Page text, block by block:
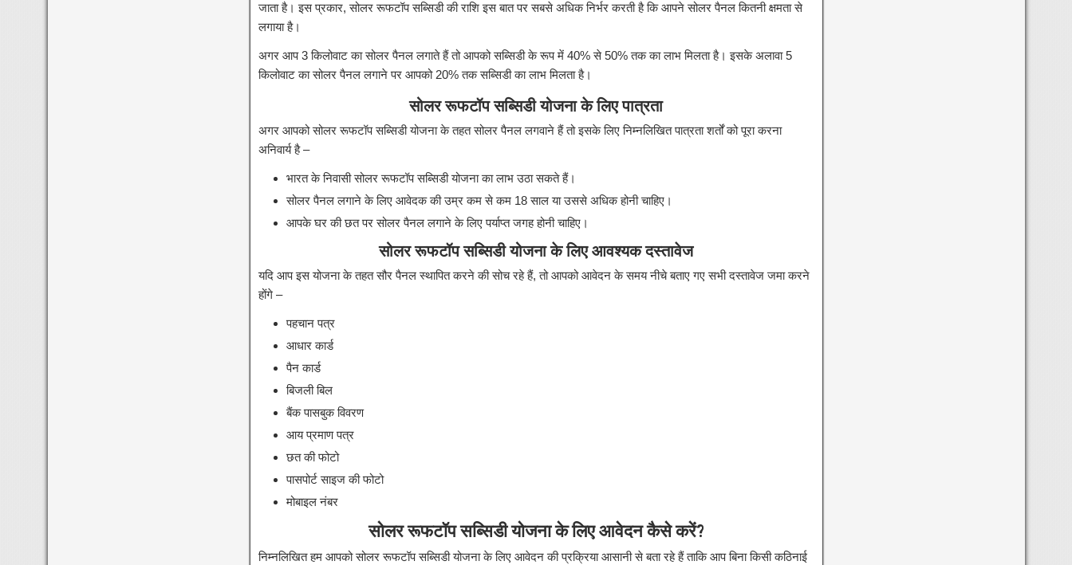
जाता है। इस प्रकार, सोलर रूफटॉप सब्सिडी की राशि इस बात पर सबसे अधिक निर्भर करती है कि आपने सोलर पैनल कितनी क्षमता से
लगाया है।
अगर आप 3 किलोवाट का सोलर पैनल लगाते हैं तो आपको सब्सिडी के रूप में 40% से 50% तक का लाभ मिलता है। इसके अलावा 5
किलोवाट का सोलर पैनल लगाने पर आपको 20% तक सब्सिडी का लाभ मिलता है।
सोलर रूफटॉप सब्सिडी योजना के लिए पात्रता
अगर आपको सोलर रूफटॉप सब्सिडी योजना के तहत सोलर पैनल लगवाने हैं तो इसके लिए निम्नलिखित पात्रता शर्तों को पूरा करना
अनिवार्य है –
भारत के निवासी सोलर रूफटॉप सब्सिडी योजना का लाभ उठा सकते हैं।
सोलर पैनल लगाने के लिए आवेदक की उम्र कम से कम 18 साल या उससे अधिक होनी चाहिए।
आपके घर की छत पर सोलर पैनल लगाने के लिए पर्याप्त जगह होनी चाहिए।
सोलर रूफटॉप सब्सिडी योजना के लिए आवश्यक दस्तावेज
यदि आप इस योजना के तहत सौर पैनल स्थापित करने की सोच रहे हैं, तो आपको आवेदन के समय नीचे बताए गए सभी दस्तावेज जमा करने
होंगे –
पहचान पत्र
आधार कार्ड
पैन कार्ड
बिजली बिल
बैंक पासबुक विवरण
आय प्रमाण पत्र
छत की फोटो
पासपोर्ट साइज की फोटो
मोबाइल नंबर
सोलर रूफटॉप सब्सिडी योजना के लिए आवेदन कैसे करें?
निम्नलिखित हम आपको सोलर रूफटॉप सब्सिडी योजना के लिए आवेदन की प्रक्रिया आसानी से बता रहे हैं ताकि आप बिना किसी कठिनाई